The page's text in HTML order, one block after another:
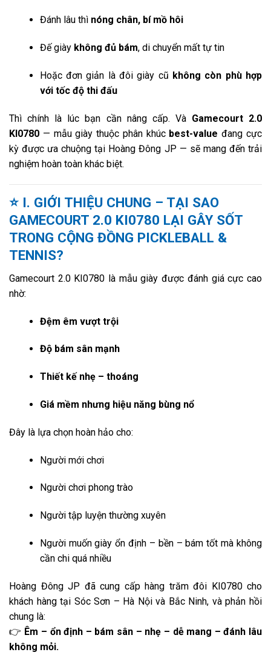
Đánh lâu thì nóng chân, bí mồ hôi
Đế giày không đủ bám, di chuyển mất tự tin
Hoặc đơn giản là đôi giày cũ không còn phù hợp
với tốc độ thi đấu
Thì chính là lúc bạn cần nâng cấp. Và Gamecourt 2.0
KI0780 — mẫu giày thuộc phân khúc best-value đang cực
kỳ được ưa chuộng tại Hoàng Đông JP — sẽ mang đến trải
nghiệm hoàn toàn khác biệt.
⭐ I. GIỚI THIỆU CHUNG – TẠI SAO
GAMECOURT 2.0 KI0780 LẠI GÂY SỐT
TRONG CỘNG ĐỒNG PICKLEBALL &
TENNIS?
Gamecourt 2.0 KI0780 là mẫu giày được đánh giá cực cao
nhờ:
Đệm êm vượt trội
Độ bám sân mạnh
Thiết kế nhẹ – thoáng
Giá mềm nhưng hiệu năng bùng nổ
Đây là lựa chọn hoàn hảo cho:
Người mới chơi
Người chơi phong trào
Người tập luyện thường xuyên
Người muốn giày ổn định – bền – bám tốt mà không
cần chi quá nhiều
Hoàng Đông JP đã cung cấp hàng trăm đôi KI0780 cho
khách hàng tại Sóc Sơn – Hà Nội và Bắc Ninh, và phản hồi
chung là:
👉 Êm – ổn định – bám sân – nhẹ – dễ mang – đánh lâu
không mỏi.